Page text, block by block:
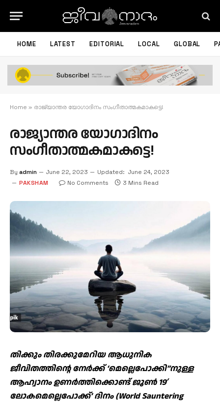
HOME LATEST EDITORIAL LOCAL GLOBAL
Home » രാജ്യാന്തര യോഗാദിനം സംഗീതാത്മകമാകട്ടെ!
രാജ്യാന്തര യോഗാദിനം
സംഗീതാത്മകമാകട്ടെ!
By admin June 22, 2023 Updated: June 24, 2023
PAKSHAM
No Comments 3 Mins Read
തിക്കും തിരക്കുമേറിയ ആധുനിക
ജീവിതത്തിന്റെ നേര്‍ക്ക് ‘മെല്ലെപോക്കി”നുള്ള
ആഹ്വാനം ഉണര്‍ത്തിക്കൊണ്ട് ജൂണ്‍ 19′
ലോകമെല്ലെപോക്ക്’ ദിനം (World Sauntering